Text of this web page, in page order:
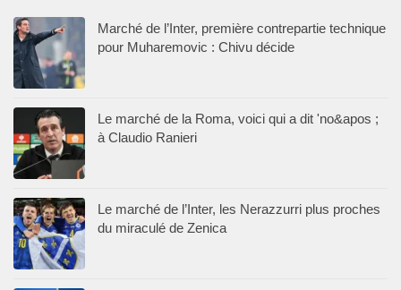
Marché de l’Inter, première contrepartie technique
pour Muharemovic : Chivu décide
Le marché de la Roma, voici qui a dit 'no&apos ;
à Claudio Ranieri
Le marché de l’Inter, les Nerazzurri plus proches
du miraculé de Zenica